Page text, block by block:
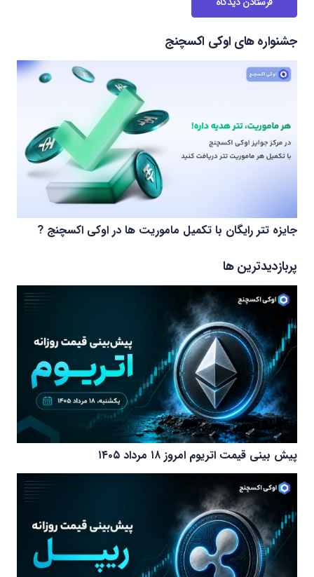
جشنواره های اوکی اکسچنج
جایزه تتر رایگان با تکمیل ماموریت ها در اوکی اکسچنج ?
پربازدیدترین ها
پیش بینی قیمت اتریوم امروز ۱۸ مرداد ۱۴۰۵